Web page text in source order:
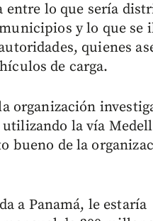
entre lo que sería
y lo que se
quienes
de carga.
organización
la vía
bueno de la
a Panamá, le estaría